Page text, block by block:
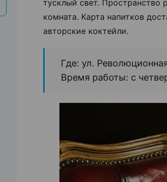
тусклый свет. Пространство
комната. Карта напитков
авторские коктейли.
Где: ул.
Время работы: с